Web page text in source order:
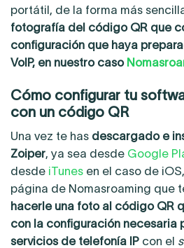
portátil, de la forma más
fotografía del código QR que
configuración que haya
VoIP, en nuestro caso
Cómo configurar tu
con un código QR
Una vez te has descargado e
Zoiper, ya sea desde Google
desde iTunes en el caso de
página de Nomasroaming que
hacerle una foto al código QR
con la configuración necesaria
servicios de telefonía IP con el